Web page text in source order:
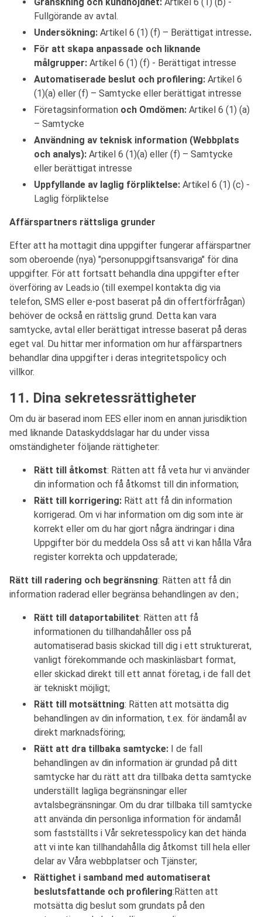
Fullgörande av avtal.
Undersökning: Artikel 6 (1) (f) – Berättigat intresse.
För att skapa anpassade och liknande
målgrupper: Artikel 6 (1) (f) - Berättigat intresse
Automatiserade beslut och profilering: Artikel 6
(1)(a) eller (f) – Samtycke eller berättigat intresse
Företagsinformation och Omdömen: Artikel 6 (1) (a)
– Samtycke
Användning av teknisk information (Webbplats
och analys): Artikel 6 (1)(a) eller (f) – Samtycke
eller berättigat intresse
Uppfyllande av laglig förpliktelse: Artikel 6 (1) (c) -
Laglig förpliktelse
Affärspartners rättsliga grunder
Efter att ha mottagit dina uppgifter fungerar affärspartner
som oberoende (nya) "personuppgiftsansvariga" för dina
uppgifter. För att fortsatt behandla dina uppgifter efter
överföring av Leads.io (till exempel kontakta dig via
telefon, SMS eller e-post baserat på din offertförfrågan)
behöver de också en rättslig grund. Detta kan vara
samtycke, avtal eller berättigat intresse baserat på deras
eget val. Du hittar mer information om hur affärspartners
behandlar dina uppgifter i deras integritetspolicy och
villkor.
11. Dina sekretessrättigheter
Om du är baserad inom EES eller inom en annan jurisdiktion
med liknande Dataskyddslagar har du under vissa
omständigheter följande rättigheter:
Rätt till åtkomst: Rätten att få veta hur vi använder
din information och få åtkomst till din information;
Rätt till korrigering: Rätt att få din information
korrigerad. Om vi har information om dig som inte är
korrekt eller om du har gjort några ändringar i dina
Uppgifter bör du meddela Oss så att vi kan hålla Våra
register korrekta och uppdaterade;
Rätt till radering och begränsning: Rätten att få din
information raderad eller begränsa behandlingen av den.;
Rätt till dataportabilitet: Rätten att få
informationen du tillhandahåller oss på
automatiserad basis skickad till dig i ett strukturerat,
vanligt förekommande och maskinläsbart format,
eller skickad direkt till ett annat företag, i de fall det
är tekniskt möjligt;
Rätt till motsättning: Rätten att motsätta dig
behandlingen av din information, t.ex. för ändamål av
direkt marknadsföring;
Rätt att dra tillbaka samtycke: I de fall
behandlingen av din information är grundad på ditt
samtycke har du rätt att dra tillbaka detta samtycke
underställt lagliga begränsningar eller
avtalsbegränsningar. Om du drar tillbaka till samtycke
att använda din personliga information för ändamål
som fastställts i Vår sekretesspolicy kan det hända
att vi inte kan tillhandahålla dig åtkomst till hela eller
delar av Våra webbplatser och Tjänster;
Rättighet i samband med automatiserat
beslutsfattande och profilering:Rätten att
motsätta dig beslut som grundats på den